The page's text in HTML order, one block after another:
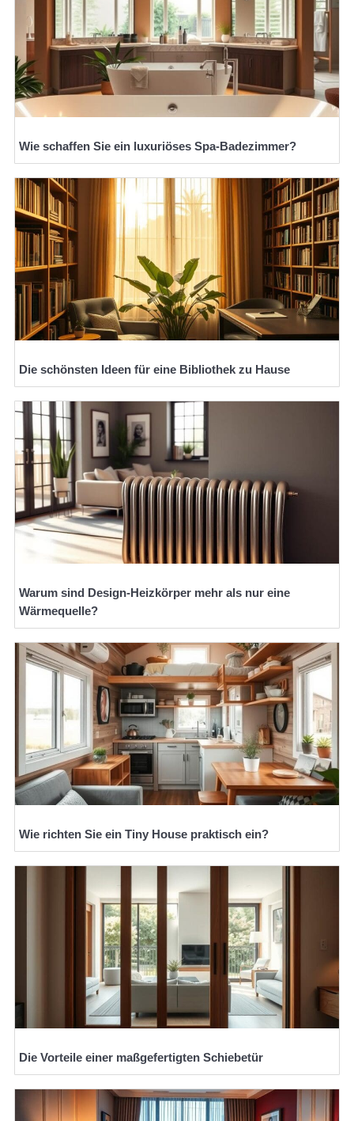
Wie schaffen Sie ein luxuriöses Spa-Badezimmer?
Die schönsten Ideen für eine Bibliothek zu Hause
Warum sind Design-Heizkörper mehr als nur eine
Wärmequelle?
Wie richten Sie ein Tiny House praktisch ein?
Die Vorteile einer maßgefertigten Schiebetür